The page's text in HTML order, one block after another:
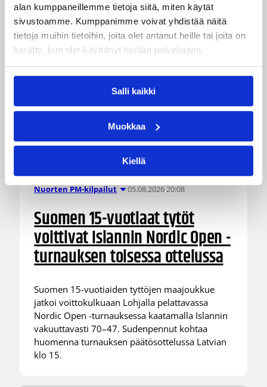
alan kumppaneillemme tietoja siitä, miten käytät
sivustoamme. Kumppanimme voivat yhdistää näitä
tietoja muihin tietoihin, joita olet antanut heille tai joita on
kerätty, kun olet käyttänyt heidän palvelujaan.
Salli kaikki
Muokkaa
Kiellä
Katso myös
Nuorten PM-kilpailut 05.08.2026 20:08
Suomen 15-vuotiaat tytöt
voittivat Islannin Nordic Open -
turnauksen toisessa ottelussa
Suomen 15-vuotiaiden tyttöjen maajoukkue
jatkoi voittokulkuaan Lohjalla pelattavassa
Nordic Open -turnauksessa kaatamalla Islannin
vakuuttavasti 70–47. Sudenpennut kohtaa
huomenna turnauksen päätösottelussa Latvian
klo 15.